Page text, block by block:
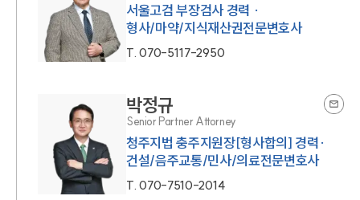
서울고검 부장검사 경력 ·
형사/마약/지식재산권전문변호사
T.070-5117-2950
박정규
Senior Partner Attorney
청주지법 충주지원장[형사합의] 경력·
건설/음주교통/민사/의료전문변호사
T.070-7510-2014